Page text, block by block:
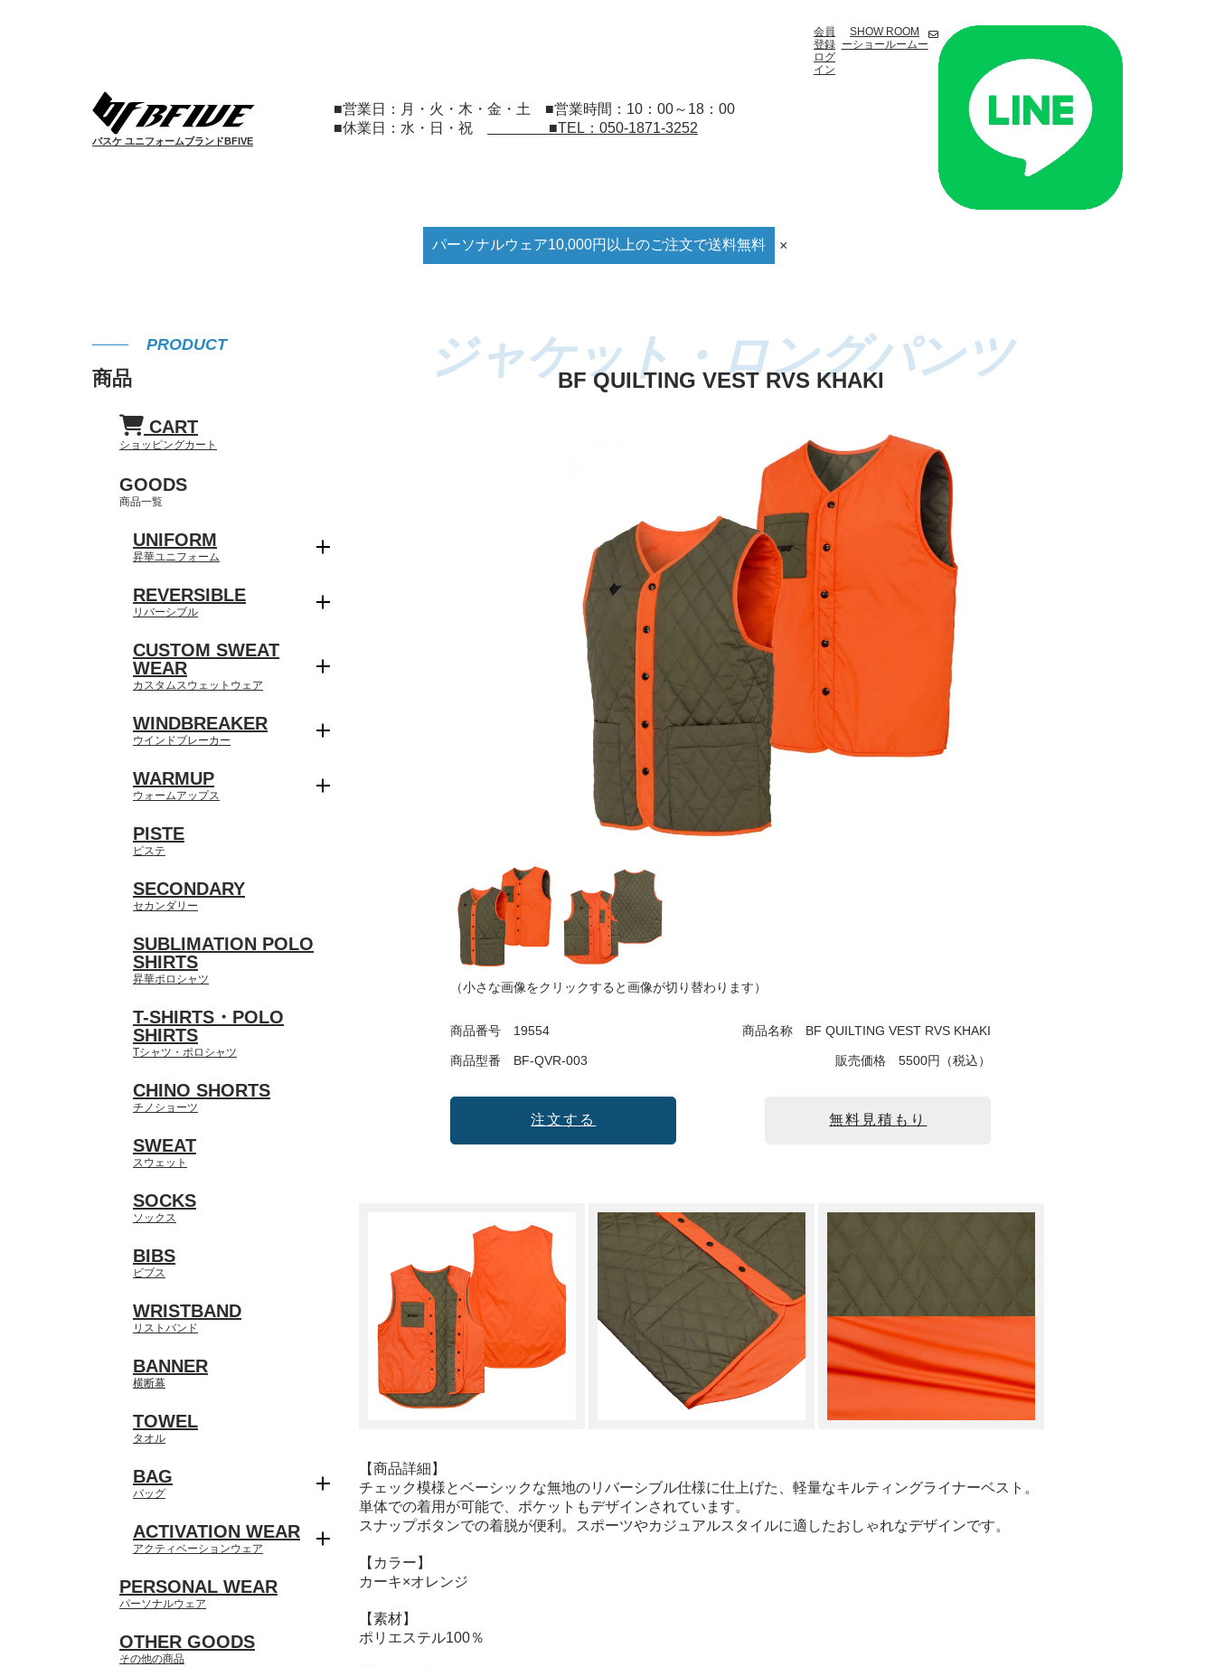
バスケ ユニフォームブランドBFIVE
■営業日：月・火・木・金・土 ■営業時間：10：00～18：00
■休業日：水・日・祝
■TEL：050-1871-3252
会員
登録
ログ
イン
SHOW ROOM
ーショールームー
パーソナルウェア10,000円以上のご注文で送料無料 ×
PRODUCT
商品
CART
ショッピングカート
GOODS
商品一覧
UNIFORM
昇華ユニフォーム
REVERSIBLE
リバーシブル
CUSTOM SWEAT
WEAR
カスタムスウェットウェア
WINDBREAKER
ウインドブレーカー
WARMUP
ウォームアップス
PISTE
ピステ
SECONDARY
セカンダリー
SUBLIMATION POLO
SHIRTS
昇華ポロシャツ
T-SHIRTS・POLO
SHIRTS
Tシャツ・ポロシャツ
CHINO SHORTS
チノショーツ
SWEAT
スウェット
SOCKS
ソックス
BIBS
ビブス
WRISTBAND
リストバンド
BANNER
横断幕
TOWEL
タオル
BAG
バッグ
ACTIVATION WEAR
アクティベーションウェア
PERSONAL WEAR
パーソナルウェア
OTHER GOODS
その他の商品
BF QUILTING VEST RVS KHAKI
（小さな画像をクリックすると画像が切り替わります）
商品番号 19554 商品名称 BF QUILTING VEST RVS KHAKI
商品型番 BF-QVR-003 販売価格 5500円（税込）
注文する 無料見積もり
【商品詳細】
チェック模様とベーシックな無地のリバーシブル仕様に仕上げた、軽量なキルティングライナーベスト。
単体での着用が可能で、ポケットもデザインされています。
スナップボタンでの着脱が便利。スポーツやカジュアルスタイルに適したおしゃれなデザインです。
【カラー】
カーキ×オレンジ
【素材】
ポリエステル100％